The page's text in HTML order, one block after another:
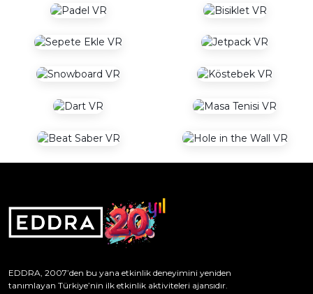
EDDRA, 2007’den bu yana etkinlik deneyimini yeniden
tanımlayan Türkiye’nin ilk etkinlik aktiviteleri ajansıdır.